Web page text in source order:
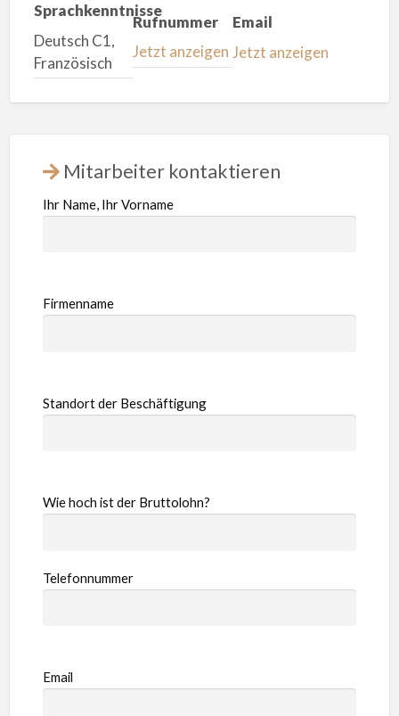
Sprachkenntnisse
Deutsch C1,
Französisch
Rufnummer
Jetzt anzeigen
Email
Jetzt anzeigen
Mitarbeiter kontaktieren
Ihr Name, Ihr Vorname
Firmenname
Standort der Beschäftigung
Wie hoch ist der Bruttolohn?
Telefonnummer
Email